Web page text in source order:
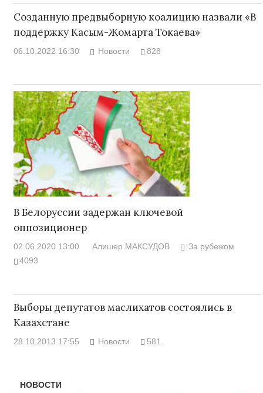
Созданную предвыборную коалицию назвали «В
поддержку Касым-Жомарта Токаева»
06.10.2022 16:30 Новости 828
В Белоруссии задержан ключевой
оппозиционер
02.06.2020 13:00 Алишер МАКСУДОВ
За рубежом
4093
Выборы депутатов маслихатов состоялись в
Казахстане
28.10.2013 17:55 Новости 581
НОВОСТИ